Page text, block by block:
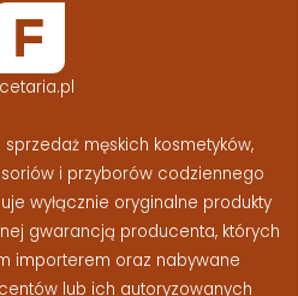
męskich kosmetyków,
i przyborów codziennego
wyłącznie oryginalne produkty
gwarancją producenta, których
importerem oraz nabywane
lub ich autoryzowanych